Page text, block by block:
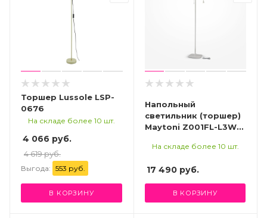
Торшер Lussole LSP-
0676
На складе более 10 шт.
4 066 руб.
4 619 руб.
Выгода: 553 руб.
В КОРЗИНУ
Напольный
светильник (торшер)
Maytoni Z001FL-L3W-
На складе более 10 шт.
17 490руб.
В КОРЗИНУ